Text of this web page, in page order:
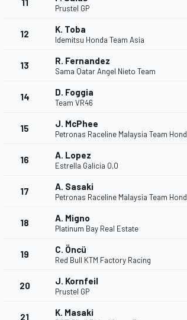
MONOPOSTO
11
Prustel GP
12 K. Toba
Idemitsu Honda Team Asia
13 R. Fernandez
Sama Qatar Angel Nieto Team
14 D. Foggia
Team VR46
15 J. McPhee
Petronas Raceline Malaysia Team
16 A. Lopez
Estrella Galicia 0,0
17 A. Sasaki
Petronas Raceline Malaysia Team
18 A. Migno
Platinum Bay Real Estate
19 C. Öncü
Red Bull KTM Factory Racing
20 J. Kornfeil
Prustel GP
21 K. Masaki